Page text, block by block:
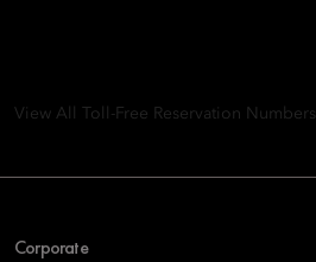
View All Toll-Free Reservation Numbers
Corporate